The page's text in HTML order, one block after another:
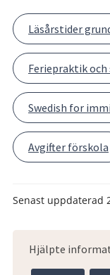
Läsårstider
Feriepraktik
Swedish for
Avgifter förskola
Senast uppdaterad
Hjälpte